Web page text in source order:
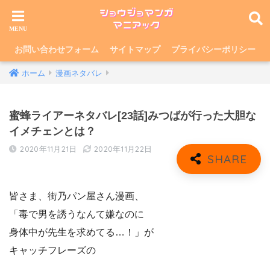
お問い合わせフォーム サイトマップ プライバシーポリシー
ホーム 漫画ネタバレ
蜜蜂ライアーネタバレ[23話]みつばが行った大胆な
イメチェンとは？
2020年11月21日 2020年11月22日
皆さま、街乃パン屋さん漫画、
「毒で男を誘うなんて嫌なのに
身体中が先生を求めてる…！」が
キャッチフレーズの